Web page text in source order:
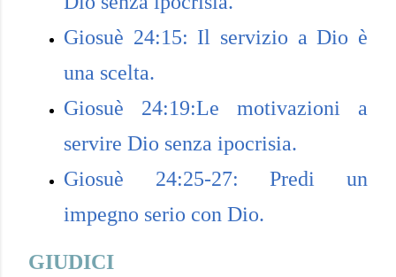
Giosuè 24:15: Il servizio a Dio è
una scelta.
Giosuè 24:19:Le motivazioni a
servire Dio senza ipocrisia.
Giosuè 24:25-27: Predi un
impegno serio con Dio.
GIUDICI